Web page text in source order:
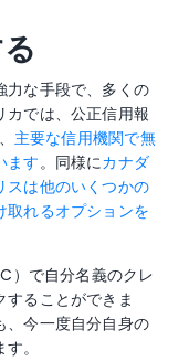
力な手段で、多くの
カでは、公正信用報
主要な信用機関で無
ます。同様にカナダ
スは他のいくつかの
取れるオプションを
）で自分名義のクレ
ることができま
、今一度自分自身の
。